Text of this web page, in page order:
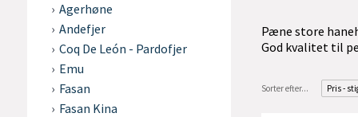
Agerhøne
Andefjer
Coq De León - Pardofjer
Emu
Fasan
Fasan Kina
Pæne store
God kvalitet til
Sorter efter... Pris -